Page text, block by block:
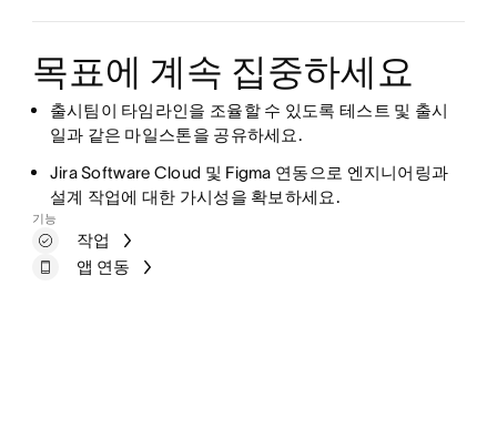
목표에 계속 집중하세요
출시팀이 타임라인을 조율할 수 있도록 테스트 및 출시
일과 같은 마일스톤을 공유하세요.
Jira Software Cloud 및 Figma 연동으로 엔지니어링과
설계 작업에 대한 가시성을 확보하세요.
기능
작업
앱 연동